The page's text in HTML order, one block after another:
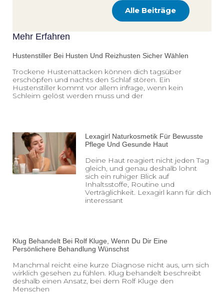
Alle Beiträge
Mehr Erfahren
Hustenstiller Bei Husten Und Reizhusten Sicher Wählen
Trockene Hustenattacken können dich tagsüber
erschöpfen und nachts den Schlaf stören. Ein
Hustenstiller kommt vor allem infrage, wenn kein
Schleim gelöst werden muss und der
Lexagirl Naturkosmetik Für Bewusste
Pflege Und Gesunde Haut
Deine Haut reagiert nicht jeden Tag
gleich, und genau deshalb lohnt
sich ein ruhiger Blick auf
Inhaltsstoffe, Routine und
Verträglichkeit. Lexagirl kann für dich
interessant
Klug Behandelt Bei Rolf Kluge, Wenn Du Dir Eine
Persönlichere Behandlung Wünschst
Manchmal reicht eine kurze Diagnose nicht aus, um sich
wirklich gesehen zu fühlen. Klug behandelt beschreibt
deshalb einen Ansatz, bei dem Rolf Kluge den
Menschen